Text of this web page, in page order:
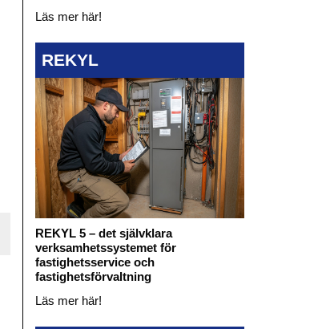
Läs mer här!
REKYL
REKYL 5 – det självklara
verksamhetssystemet för
fastighetsservice och
fastighetsförvaltning
Läs mer här!